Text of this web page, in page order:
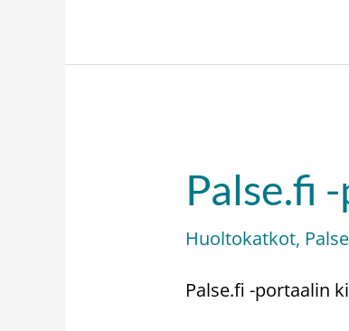
Palse.fi
Huoltokatkot,
Palse.fi -portaalin
Palse.fi
-
portaalin
häiriötilanne